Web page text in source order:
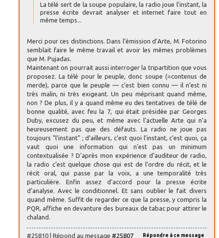
La télé sert de la soupe populaire, la radio joue l’instant, la
presse écrite devrait analyser et internet faire tout en
même temps...
Merci pour ces distinctions. Dans l’émission d’Arte, M. Fotorino
semblait faire le même travail et avoir les mêmes problèmes
que M. Pujadas.
Maintenant on pourrait aussi interroger la tripartition que vous
proposez. La télé pour le peuple, donc soupe (=contenus de
merde), parce que le peuple — c’est bien connu — il n’est ni
très malin, ni très exigeant. Un peu méprisant quand même,
non ? De plus, il y a quand même eu des tentatives de télé de
bonne qualité, avec feu la 7, qui était présidée par Georges
Duby, excusez du peu, et même avec l’actuelle Arte qui n’a
heureusement pas que des défauts. La radio ne joue pas
toujours "l’instant" ; d’ailleurs, c’est quoi l’instant, c’est quoi, ça
vaut quoi une information qui n’est pas un minimum
contextualisée ? D’après mon expérience d’auditeur de radio,
la radio c’est quelque chose qui est de l’ordre du récit, et le
récit oral, qui passe par la voix, a une temporalité très
particulière. Enfin assez d’accord pour la presse écrite
d’analyse. Avec le conditionnel. Et sans oublier le fait divers
quand même. Suffit de regarder ce que la presse, y compris la
PQR, affiche en devanture des bureaux de tabac pour attirer le
chaland.
Répondre à ce message
#25810 | Répond au message #25807